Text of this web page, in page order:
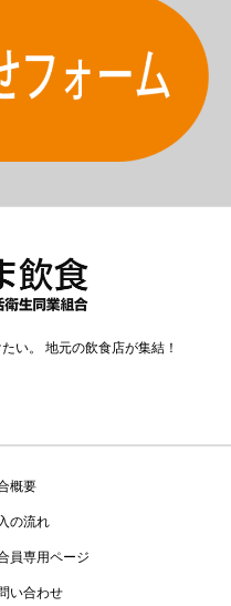
い。 地元の飲食店が集結！
概要
の流れ
員専用ページ
い合わせ